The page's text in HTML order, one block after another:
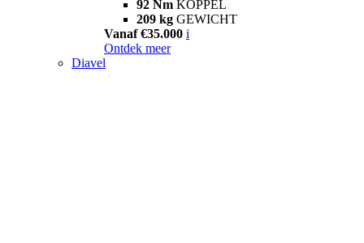
92 Nm KOPPEL
209 kg GEWICHT
Vanaf €35.000 i
Ontdek meer
Diavel